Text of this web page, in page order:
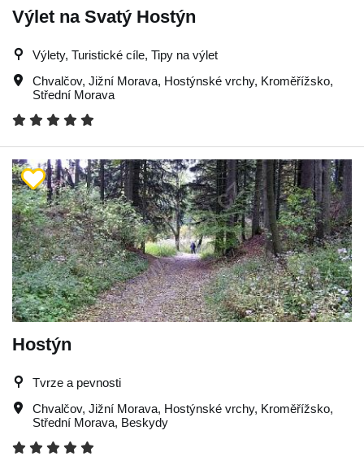
Výlet na Svatý Hostýn
Výlety, Turistické cíle, Tipy na výlet
Chvalčov, Jižní Morava, Hostýnské vrchy, Kroměřížsko,
Střední Morava
Hostýn
Tvrze a pevnosti
Chvalčov, Jižní Morava, Hostýnské vrchy, Kroměřížsko,
Střední Morava, Beskydy